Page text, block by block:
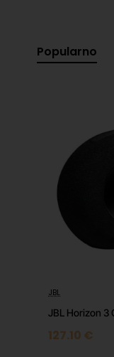
Popularno
JBL
JBL Horizon 3
127.10 €